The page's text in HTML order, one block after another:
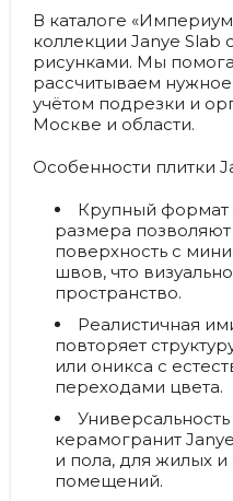
В каталоге
коллекции Janye Slab
рисунками. Мы
рассчитываем
учётом подрезки и
Москве и области.
Особенности плитки
Крупный
размера
поверхность с
швов, что
пространство.
Реалистичная
повторяет
или оникса с
переходами цвета.
керамогранит
и пола, для жилых
помещений.